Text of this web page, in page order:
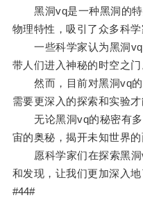
黑洞vq是一种黑洞的特
物理特性，吸引了众多科学
一些科学家认为黑洞vq
带人们进入神秘的时空之门
然而，目前对黑洞vq的
需要更深入的探索和实验才
无论黑洞vq的秘密有多
宙的奥秘，揭开未知世界的
愿科学家们在探索黑洞
和发现，让我们更加深入地
#44#